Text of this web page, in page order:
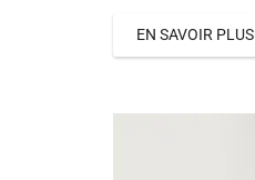
EN SAVOIR PLUS